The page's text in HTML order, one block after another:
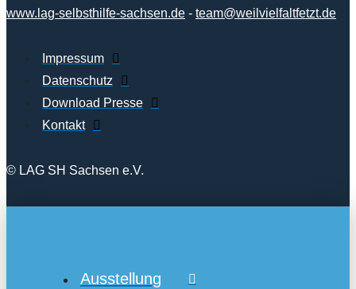
www.lag-selbsthilfe-sachsen.de - team@weilvielfaltfetzt.de
Impressum
Datenschutz
Download Presse
Kontakt
© LAG SH Sachsen e.V.
Ausstellung